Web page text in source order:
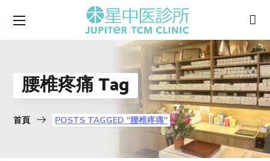
腰椎疼痛 Tag
首頁 POSTS TAGGED "腰椎疼痛"